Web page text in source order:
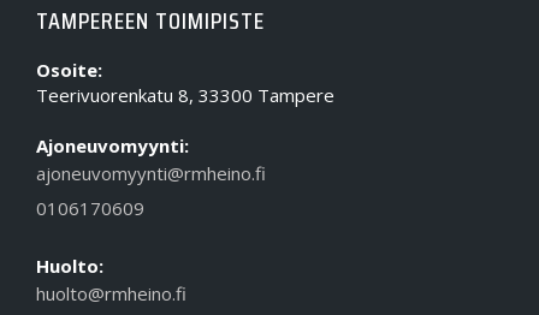
TAMPEREEN TOIMIPISTE
Osoite:
Teerivuorenkatu 8, 33300 Tampere
Ajoneuvomyynti:
ajoneuvomyynti@rmheino.fi
0106170609
Huolto:
huolto@rmheino.fi